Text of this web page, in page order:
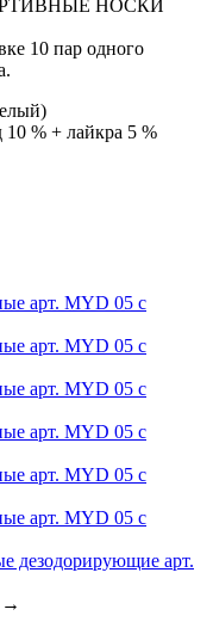
НОСКИ
10 пар одного
% + лайкра 5 %
дезодорирующие арт.
→